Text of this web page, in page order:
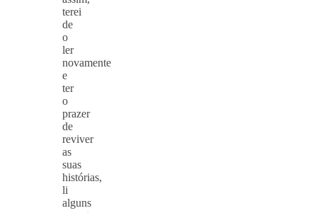
terei
de
o
ler
novamente
e
ter
o
prazer
de
reviver
as
suas
histórias,
li
alguns